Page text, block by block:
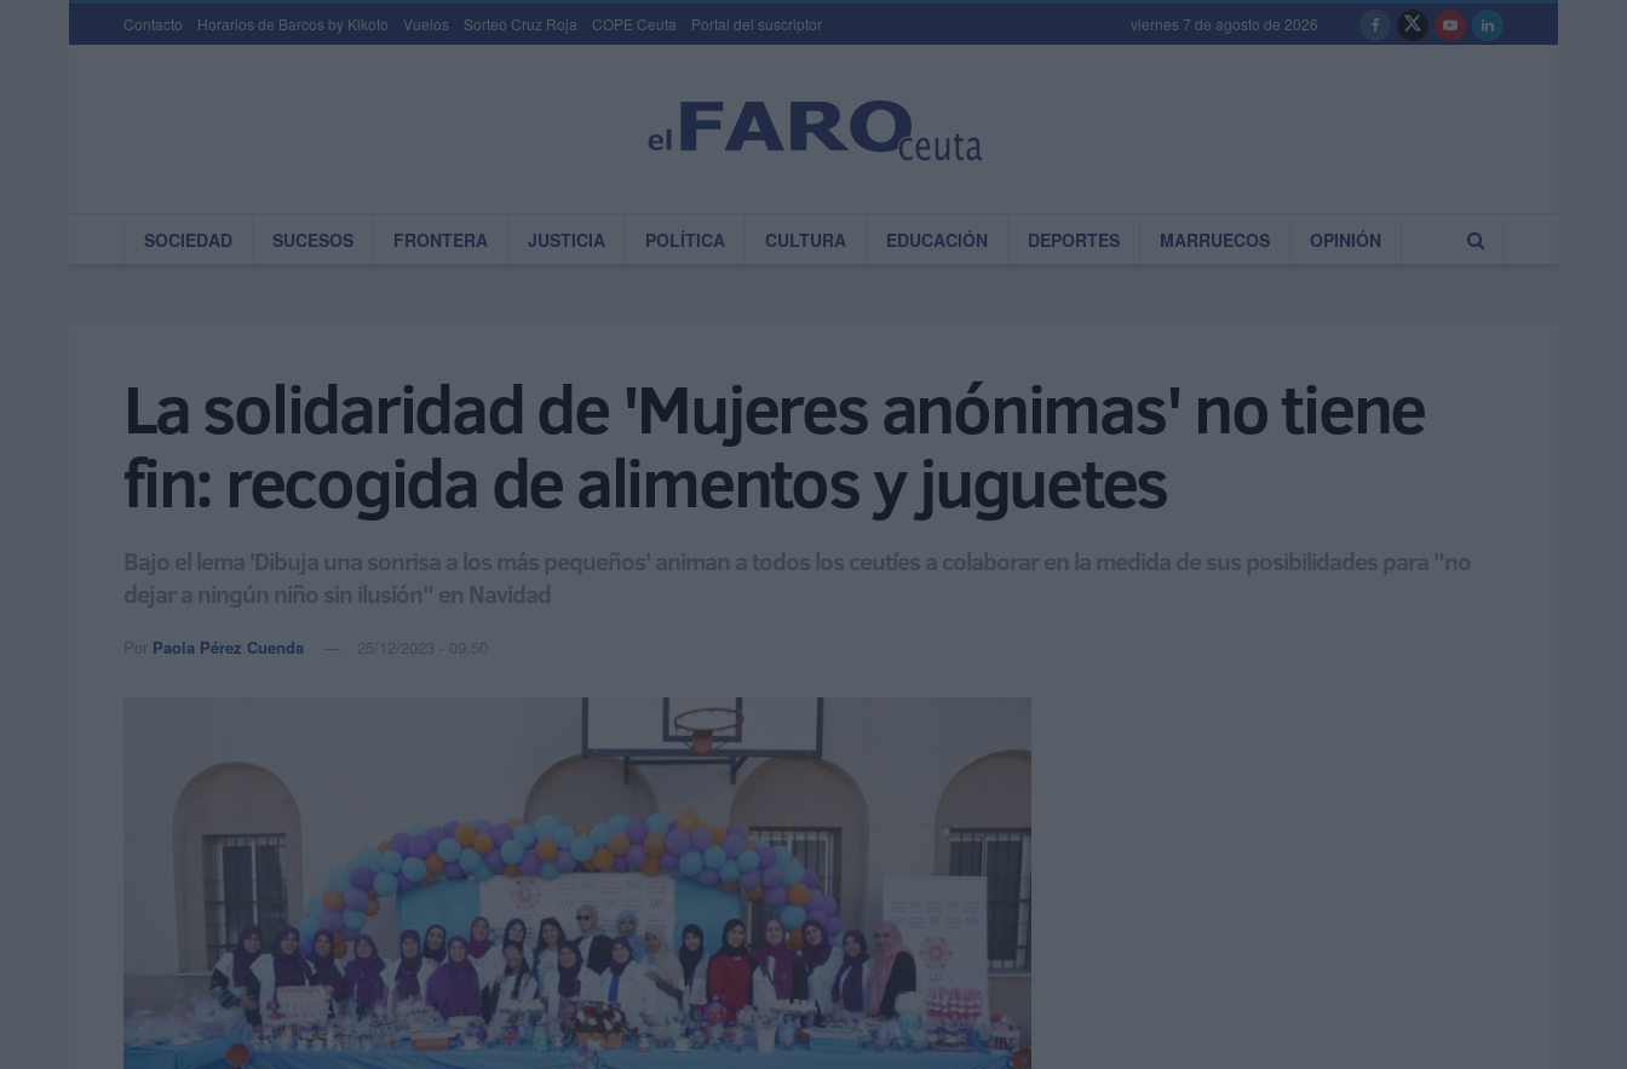
Contacto Horarios de Barcos by Kikoto Vuelos Sorteo Cruz Roja COPE Ceuta Portal del suscriptor viernes 7 de agosto de 2026
SOCIEDAD SUCESOS FRONTERA JUSTICIA POLÍTICA CULTURA EDUCACIÓN DEPORTES MARRUECOS OPINIÓN
La solidaridad de 'Mujeres anónimas' no tiene
fin: recogida de alimentos y juguetes
Bajo el lema 'Dibuja una sonrisa a los más pequeños' animan a todos los ceutíes a colaborar en la medida de sus posibilidades para "no
dejar a ningún niño sin ilusión" en Navidad
Por Paola Pérez Cuenda 25/12/2023 - 09:50